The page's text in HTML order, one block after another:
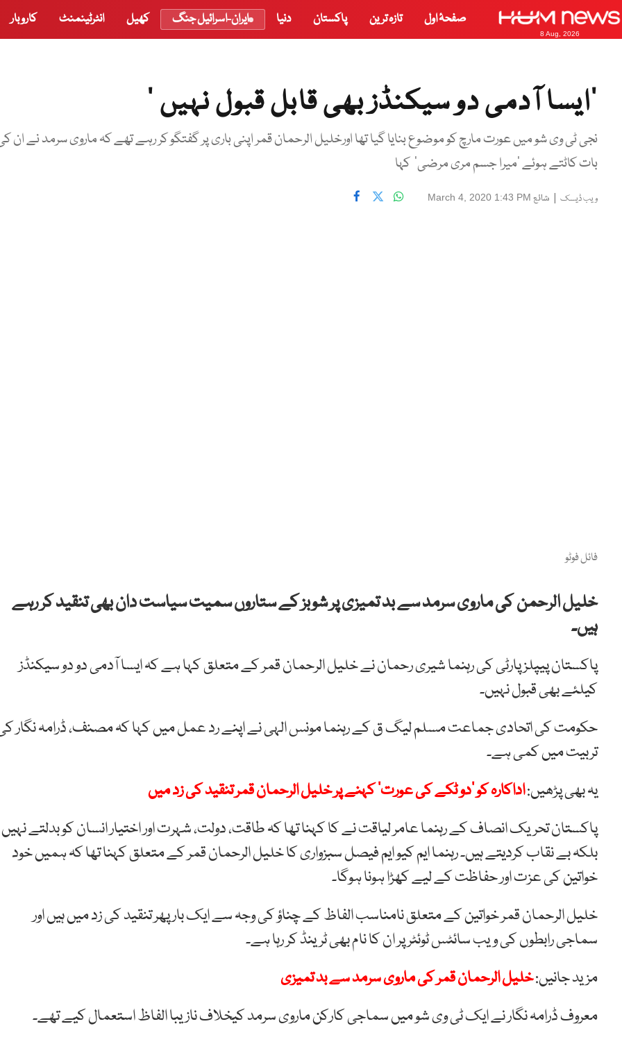
8 Aug, 2026
صفحۂ اول تازہ ترین پاکستان دنیا ایران-اسرائیل جنگ کھیل انٹرٹینمنٹ کاروبار
’ایسا آدمی دو سیکنڈز بھی قابل قبول نہیں ‘
نجی ٹی وی شو میں عورت مارچ کو موضوع بنایا گیا تھا اورخلیل الرحمان قمر اپنی باری پر گفتگو کر رہے تھے کہ ماروی سرمد نے ان
بات کاٹتے ہوئے ’میرا جسم مری مرضی‘ کہا
ویب ڈیسک | شائع March 4, 2020 1:43 PM
فائل فوٹو
خلیلالرحمنکیمارویسرمدسےبدتمیزی پر شوبز کے ستاروں سمیت سیاست دان بھی تنقید کر رہے
ہیں۔
پاکستان پیپلزپارٹی کی رہنما شیری رحمان نے خلیل الرحمان قمر کے متعلق کہا ہے کہ ایسا آدمی دو دو سیکنڈز
کیلئے بھی قبول نہیں۔
حکومت کی اتحادی جماعتمسلملیگقکےرہنمامونسالہی نے اپنے رد عمل میں کہا کہمصنف،ڈرامہنگار
تربیت میں کمی ہے۔
یہ بھی پڑھیں:اداکارہ کو ’دو ٹکے کی عورت‘ کہنے پر خلیل الرحمان قمر تنقید کی زد میں
پاکستان تحریک انصاف کے رہنماعامرلیاقت نے کا کہنا تھا کہطاقت،دولت،شہرتاوراختیارانسانکوبدلتےنہیں
بلکہ بےنقابکردیتےہیں۔ رہنماایمکیوایمفیصلسبزواری کا خلیل الرحمان قمر کے متعلق کہنا تھا کہہمیںخود
خواتینکیعزتاورحفاظتکےلیےکھڑاہوناہوگا۔
خلیل الرحمان قمر خواتین کے متعلق نامناسب الفاظ کے چناؤ کی وجہ سے ایک بار پھر تنقید کی زد میں ہیں اور
سماجی رابطوں کی ویب سائٹس ٹوئٹر پر ان کا نام بھی ٹرینڈ کر رہا ہے۔
مزید جانیں:خلیل الرحمان قمر کی ماروی سرمد سے بد تمیزی
معروف ڈرامہ نگار نے ایک ٹی وی شو میں سماجی کارکن ماروی سرمد کیخلاف نازیبا الفاظ استعمال کیے تھے۔